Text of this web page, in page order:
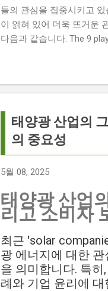
들의 관심을 집중시키고
이 얽혀 있어 더욱 뜨거운
다음과 같습니다. The 9
경기 당일 실시간 스코어
boss says his side have
팀 고유의 색깔을 유지하
태양광 산업의
의 중요성
5월 08, 2025
태양광 산업
리고 소비자
최근 'solar
광 에너지에 대한
을 의미합니다. 특
례와 기업 윤리에